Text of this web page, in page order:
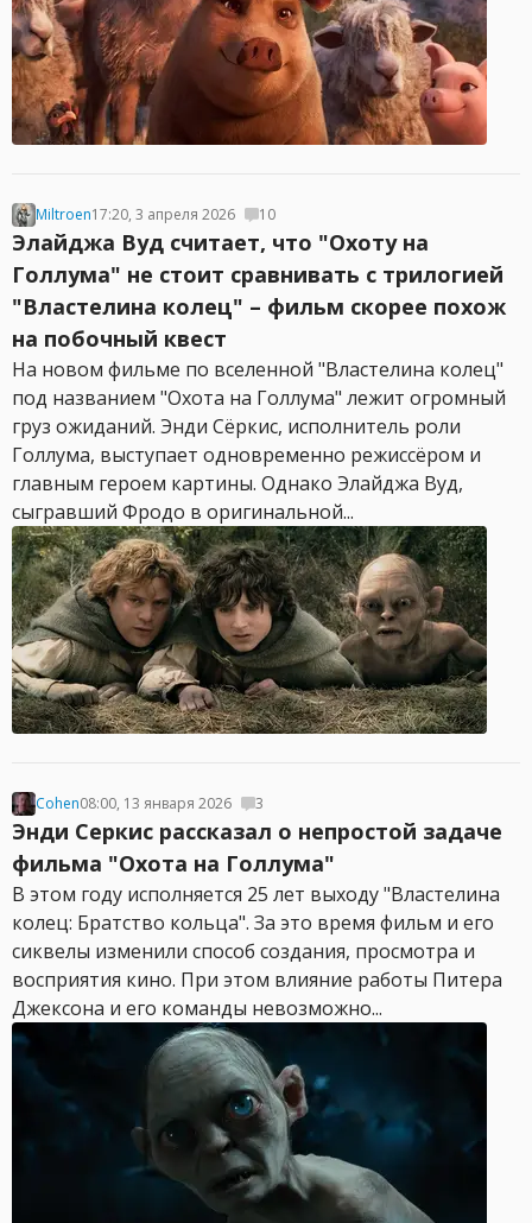
Miltroen17:20, 3 апреля 2026 10
Элайджа Вуд считает, что "Охоту на
Голлума" не стоит сравнивать с трилогией
"Властелина колец" – фильм скорее похож
на побочный квест
На новом фильме по вселенной "Властелина колец"
под названием "Охота на Голлума" лежит огромный
груз ожиданий. Энди Сёркис, исполнитель роли
Голлума, выступает одновременно режиссёром и
главным героем картины. Однако Элайджа Вуд,
сыгравший Фродо в оригинальной...
Cohen08:00, 13 января 2026 3
Энди Серкис рассказал о непростой задаче
фильма "Охота на Голлума"
В этом году исполняется 25 лет выходу "Властелина
колец: Братство кольца". За это время фильм и его
сиквелы изменили способ создания, просмотра и
восприятия кино. При этом влияние работы Питера
Джексона и его команды невозможно...